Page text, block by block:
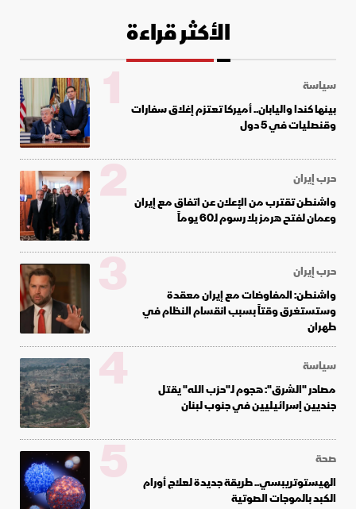
الأكثر قراءة
سياسة
بينها كندا واليابان.. أميركا تعتزم إغلاق سفارات
وقنصليات في 5 دول
1
حرب إيران
واشنطن تقترب من الإعلان عن اتفاق مع إيران
وعمان لفتح هرمز بلا رسوم لـ60 يوماً
2
حرب إيران
واشنطن: المفاوضات مع إيران معقدة
وستستغرق وقتاً بسبب انقسام النظام في
طهران
3
سياسة
مصادر "الشرق": هجوم لـ"حزب الله" يقتل
جنديين إسرائيليين في جنوب لبنان
4
صحة
الهيستوتريبسي.. طريقة جديدة لعلاج أورام
الكبد بالموجات الصوتية
5